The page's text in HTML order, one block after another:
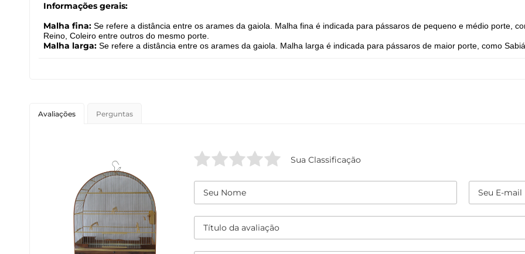
Informações gerais:
Malha fina: Se refere a distância entre os arames da gaiola. Malha fina é indicada para pássaros de pequeno e médio porte,
Reino, Coleiro entre outros do mesmo porte.
Malha larga: Se refere a distância entre os arames da gaiola. Malha larga é indicada para pássaros de maior porte, como
Avaliações Perguntas
Sua Classificação